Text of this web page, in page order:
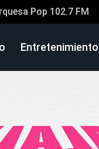
Pop 102.7 FM
Entretenimiento